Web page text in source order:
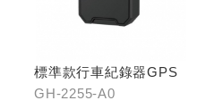
標準款行車紀錄器GPS
GH-2255-A0